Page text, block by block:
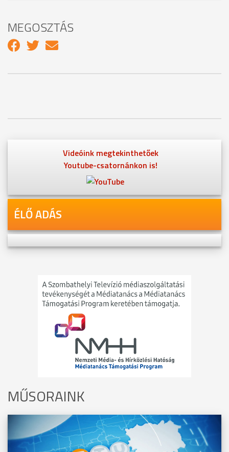
MEGOSZTÁS
Videóink megtekinthetőek
Youtube-csatornánkon is!
ÉLŐ ADÁS
MŰSORAINK